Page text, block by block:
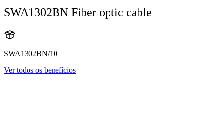
SWA1302BN Fiber optic cable
SWA1302BN/10
Ver todos os benefícios